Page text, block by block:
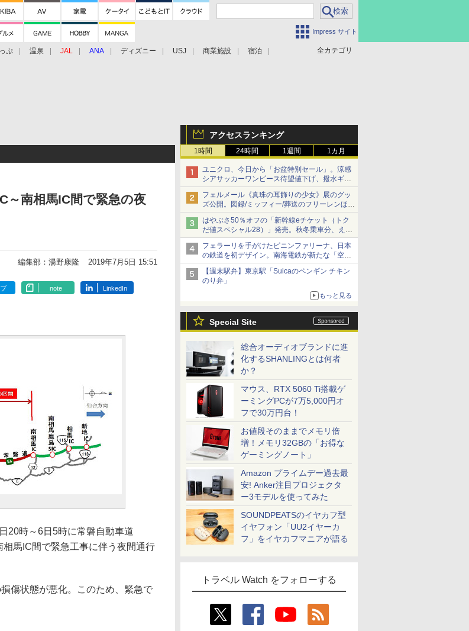
Impress サイト
全カテゴリ
ぷ 温泉 JAL ANA ディズニー USJ 商業施設 宿泊
アクセスランキング
1時間 24時間 1週間 1カ月
ユニクロ、今日から「お盆特別セール」。涼感
シアサッカーワンピース待望値下げ、撥水ギア
ショーツは1990円に
フェルメール《真珠の耳飾りの少女》展のグッ
ズ公開。図録/ミッフィー/葬送のフリーレンほ
か、注目ブランドコラボが実現
はやぶさ50％オフの「新幹線eチケット（トク
だ値スペシャル28）」発売。秋冬乗車分、えき
ねっと限定
フェラーリを手がけたピニンファリーナ、日本
の鉄道を初デザイン。南海電鉄が新たな「空港
特急」をなにわ筋線へ導入
【週末駅弁】東京駅「Suicaのペンギン チキン
のり弁」
もっと見る
Special Site
総合オーディオブランドに進
化するSHANLINGとは何者
か？
マウス、RTX 5060 Ti搭載ゲ
ーミングPCが7万5,000円オ
フで30万円台！
お値段そのままでメモリ倍
増！メモリ32GBの「お得な
ゲーミングノート」
Amazon プライムデー過去最
安! Anker注目プロジェクタ
ー3モデルを使ってみた
SOUNDPEATSのイヤカフ型
イヤフォン「UU2イヤーカ
フ」をイヤカフマニアが語る
トラベル Watch をフォローする
～南相馬IC間で緊急の夜
編集部：湯野康隆 2019年7月5日 15:51
note LinkedIn
20時～6日5時に常磐自動車道
相馬IC間で緊急工事に伴う夜間通行
傷状態が悪化。このため、緊急で